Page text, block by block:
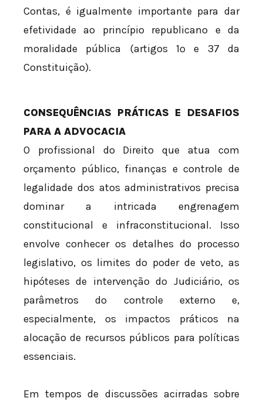
Contas, é igualmente importante para dar
efetividade ao princípio republicano e da
moralidade pública (artigos 1º e 37 da
Constituição).
CONSEQUÊNCIAS PRÁTICAS E DESAFIOS
PARA A ADVOCACIA
O profissional do Direito que atua com
orçamento público, finanças e controle de
legalidade dos atos administrativos precisa
dominar a intricada engrenagem
constitucional e infraconstitucional. Isso
envolve conhecer os detalhes do processo
legislativo, os limites do poder de veto, as
hipóteses de intervenção do Judiciário, os
parâmetros do controle externo e,
especialmente, os impactos práticos na
alocação de recursos públicos para políticas
essenciais.
Em tempos de discussões acirradas sobre